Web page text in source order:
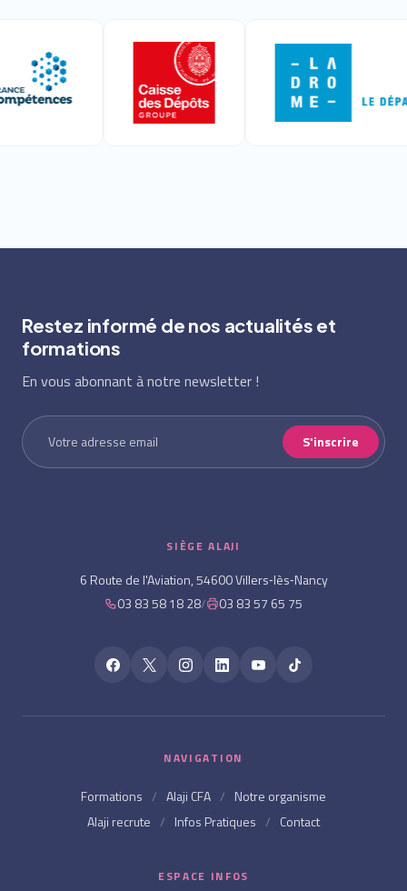
Restez informé de nos actualités et
formations
En vous abonnant à notre newsletter !
S'inscrire
SIÈGE ALAJI
6 Route de l'Aviation, 54600 Villers‑lès‑Nancy
03 83 58 18 28/ 03 83 57 65 75
NAVIGATION
Formations / Alaji CFA / Notre organisme
Alaji recrute / Infos Pratiques / Contact
ESPACE INFOS